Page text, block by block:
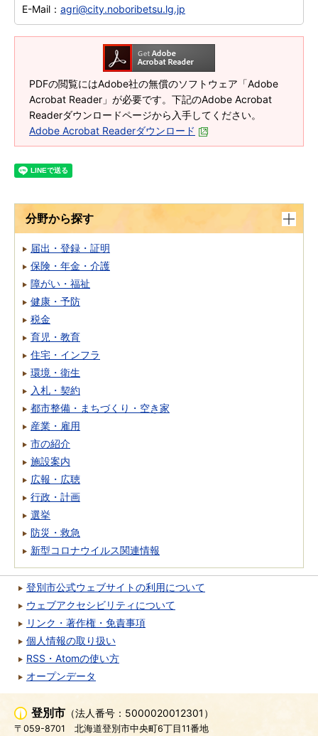
E-Mail： agri@city.noboribetsu.lg.jp
PDFの閲覧にはAdobe社の無償のソフトウェア「Adobe
Acrobat Reader」が必要です。下記のAdobe Acrobat
Readerダウンロードページから入手してください。
Adobe Acrobat Readerダウンロード
分野から探す
届出・登録・証明
保険・年金・介護
障がい・福祉
健康・予防
税金
育児・教育
住宅・インフラ
環境・衛生
入札・契約
都市整備・まちづくり・空き家
産業・雇用
市の紹介
施設案内
広報・広聴
行政・計画
選挙
防災・救急
新型コロナウイルス関連情報
登別市公式ウェブサイトの利用について
ウェブアクセシビリティについて
リンク・著作権・免責事項
個人情報の取り扱い
RSS・Atomの使い方
オープンデータ
登別市 （法人番号：5000020012301）
〒059-8701 北海道登別市中央町6丁目11番地